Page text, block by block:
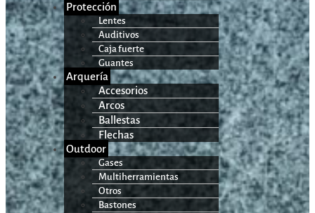
Protección
Lentes
Auditivos
Caja fuerte
Guantes
Arquería
Accesorios
Arcos
Ballestas
Flechas
Outdoor
Gases
Multiherramientas
Otros
Bastones